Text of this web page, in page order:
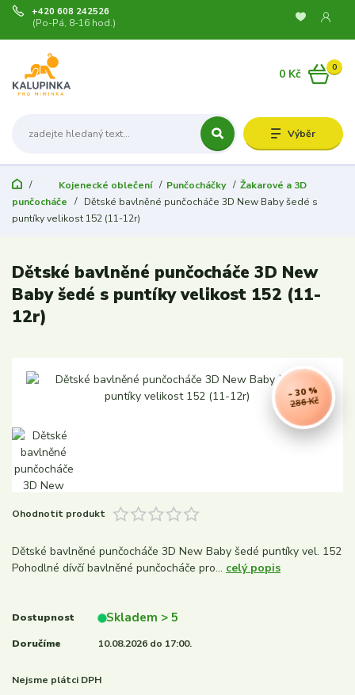
Výběr
+420 608 242526
(Po-Pá, 8-16 hod.)
0
0 Kč
Kojenecké oblečení Punčocháčky
Žakarové a 3D
punčocháče
Dětské bavlněné punčocháče 3D New Baby šedé s
puntíky velikost 152 (11-12r)
Dětské bavlněné punčocháče 3D New
Baby šedé s puntíky velikost 152 (11-
12r)
286 Kč
- 30 %
Ohodnotit produkt
Dětské bavlněné punčocháče 3D New Baby šedé puntíky vel. 152
Pohodlné dívčí bavlněné punčocháče pro... celý popis
Dostupnost Skladem > 5
Doručíme 10.08.2026 do 17:00.
Nejsme plátci DPH